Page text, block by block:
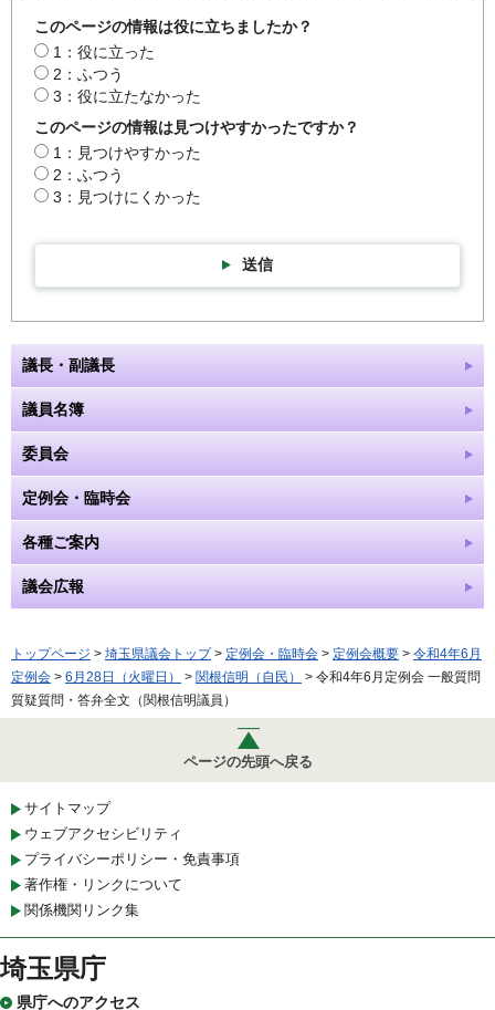
このページの情報は役に立ちましたか？
1：役に立った
2：ふつう
3：役に立たなかった
このページの情報は見つけやすかったですか？
1：見つけやすかった
2：ふつう
3：見つけにくかった
送信
議長・副議長
議員名簿
委員会
定例会・臨時会
各種ご案内
議会広報
トップページ > 埼玉県議会トップ> 定例会・臨時会 > 定例会概要 > 令和4年6月
定例会 > 6月28日（火曜日） > 関根信明（自民）
> 令和4年6月定例会 一般質問
質疑質問・答弁全文（関根信明議員）
ページの先頭へ戻る
サイトマップ
ウェブアクセシビリティ
プライバシーポリシー・免責事項
著作権・リンクについて
関係機関リンク集
埼玉県庁
県庁へのアクセス